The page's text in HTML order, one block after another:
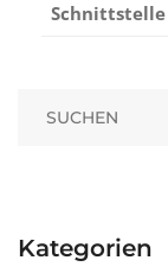
Schnittstelle
Kategorien